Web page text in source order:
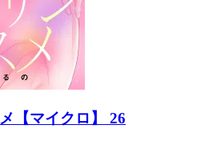
【マイクロ】 26